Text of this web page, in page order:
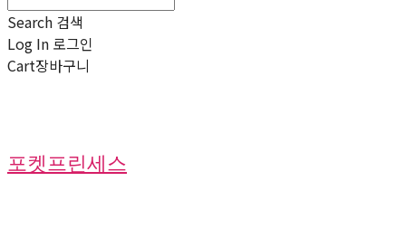
Search 검색
Log In 로그인
Cart장바구니
포켓프린세스